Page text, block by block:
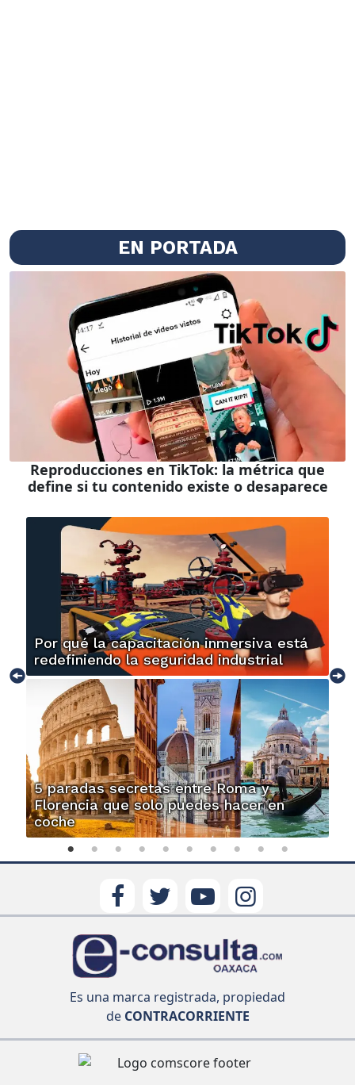
EN PORTADA
Reproducciones en TikTok: la métrica que
define si tu contenido existe o desaparece
Por qué la capacitación inmersiva está
redefiniendo la seguridad industrial
5 paradas secretas entre Roma y
Florencia que solo puedes hacer en
coche
Es una marca registrada, propiedad
deCONTRACORRIENTE